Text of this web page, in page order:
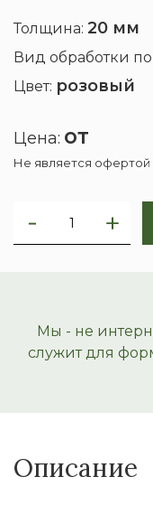
Толщина: 20 мм
Вид обработки
Цвет: розовый
Цена: от
Не является офертой
Мы - не
служит для
Описание